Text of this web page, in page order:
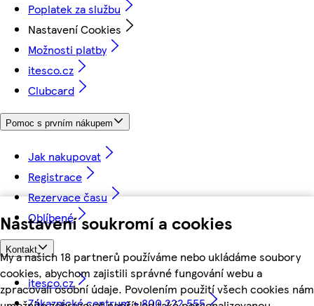
Nastavení soukromí a cookies
My a našich 18 partnerů používáme nebo ukládáme soubory
cookies, abychom zajistili správné fungování webu a
zpracovali osobní údaje. Povolením použití všech cookies nám
Poplatek za službu
Nastavení Cookies
Možnosti platby
itesco.cz
Clubcard
Pomoc s prvním nákupem
Jak nakupovat
Registrace
Rezervace času
Oblíbené
Kontakt
itesco.cz